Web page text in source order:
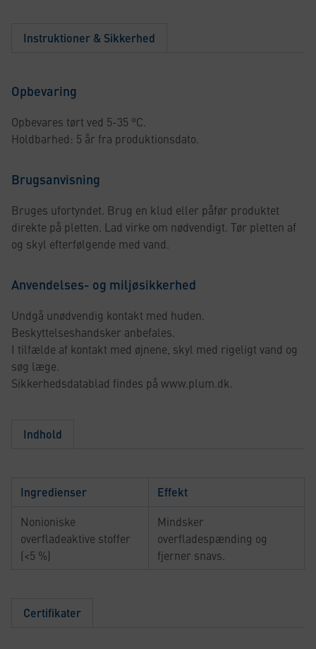
Instruktioner & Sikkerhed
Opbevaring
Opbevares tørt ved 5-35 °C.
Holdbarhed: 5 år fra produktionsdato.
Brugsanvisning
Bruges ufortyndet. Brug en klud eller påfør produktet
direkte på pletten. Lad virke om nødvendigt. Tør pletten af
og skyl efterfølgende med vand.
Anvendelses- og miljøsikkerhed
Undgå unødvendig kontakt med huden.
Beskyttelseshandsker anbefales.
I tilfælde af kontakt med øjnene, skyl med rigeligt vand og
søg læge.
Sikkerhedsdatablad findes på www.plum.dk.
Indhold
Ingredienser Effekt
Nonioniske
overfladeaktive stoffer
(<5 %)
Mindsker
overfladespænding og
fjerner snavs.
Certifikater